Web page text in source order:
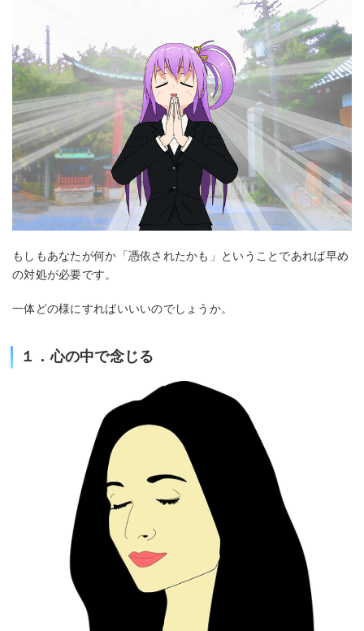
もしもあなたが何か「憑依されたかも」ということであれば早め
の対処が必要です。
一体どの様にすればいいいのでしょうか。
１．心の中で念じる